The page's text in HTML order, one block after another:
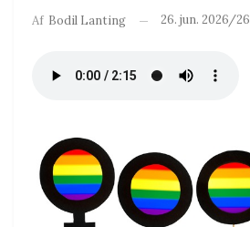
Af Bodil Lanting 26. jun. 2026/26